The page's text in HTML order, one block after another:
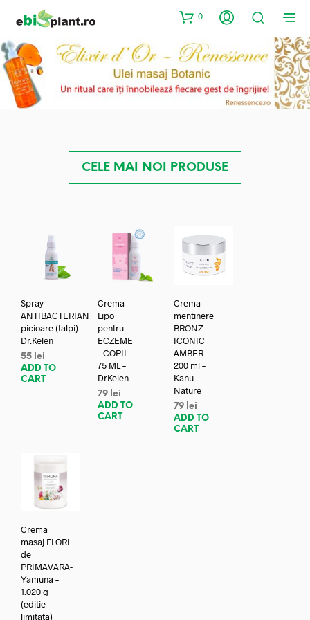
0
CELE MAI NOI PRODUSE
Spray
ANTIBACTERIAN
picioare (talpi) –
Dr.Kelen
55 lei
ADD TO
CART
Crema
Lipo
pentru
ECZEME
– COPII –
75 ML –
DrKelen
79 lei
ADD TO
CART
Crema
mentinere
BRONZ –
ICONIC
AMBER –
200 ml –
Kanu
Nature
79 lei
ADD TO
CART
Crema
masaj FLORI
de
PRIMAVARA-
Yamuna –
1.020 g
(editie
limitata)